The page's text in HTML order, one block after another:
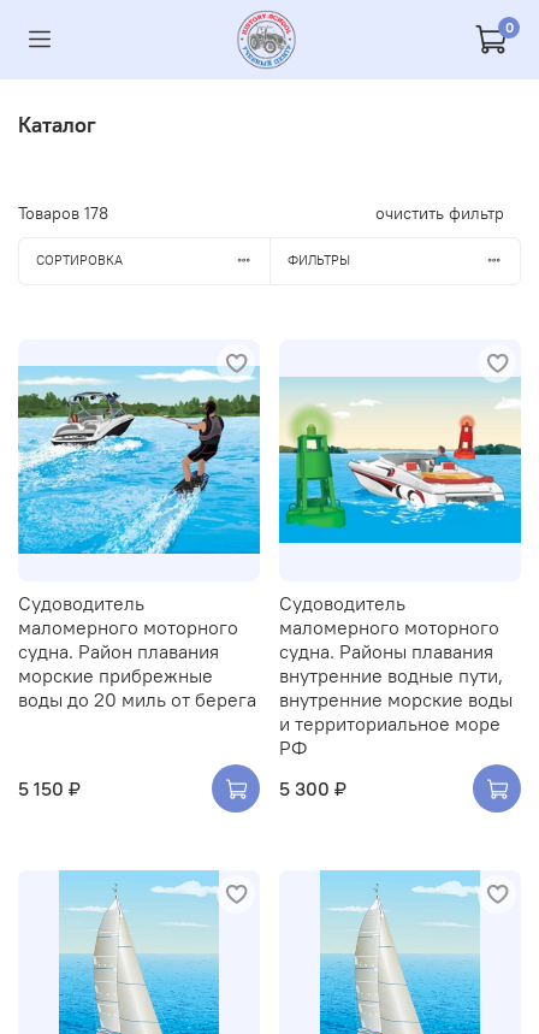
0
Каталог
Товаров 178 очистить фильтр
СОРТИРОВКА ФИЛЬТРЫ
Судоводитель
маломерного моторного
судна. Район плавания
морские прибрежные
воды до 20 миль от берега
5 150 ₽
Судоводитель
маломерного моторного
судна. Районы плавания
внутренние водные пути,
внутренние морские воды
и территориальное море
РФ
5 300 ₽